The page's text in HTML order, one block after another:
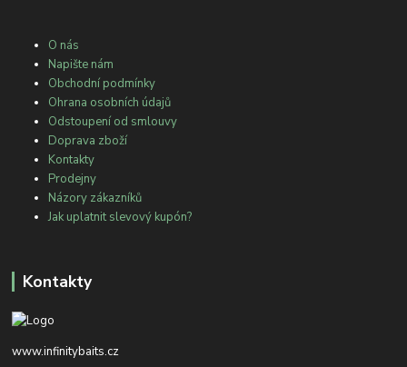
O nás
Napište nám
Obchodní podmínky
Ohrana osobních údajů
Odstoupení od smlouvy
Doprava zboží
Kontakty
Prodejny
Názory zákazníků
Jak uplatnit slevový kupón?
Kontakty
www.infinitybaits.cz